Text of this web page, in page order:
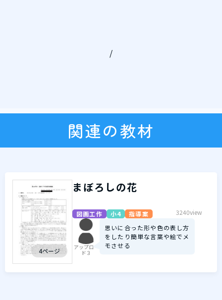
/
関連の教材
4ページ
まぼろしの花
図画工作 小4 指導案 3240view
アップロー
ド３
思いに合った形や色の表し方
をしたり簡単な言葉や絵でメ
モさせる